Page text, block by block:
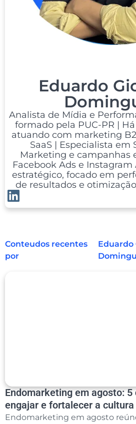
Eduardo
Analista de Mídia e
formado pela PUC-PR |
atuando com marketing
SaaS | Especialista em
Marketing e campanhas
Facebook Ads e Instagram
estratégico, focado em
de resultados e
Conteudos recentes
por
Eduardo
Endomarketing em agosto:
engajar e fortalecer a
Endomarketing em agosto